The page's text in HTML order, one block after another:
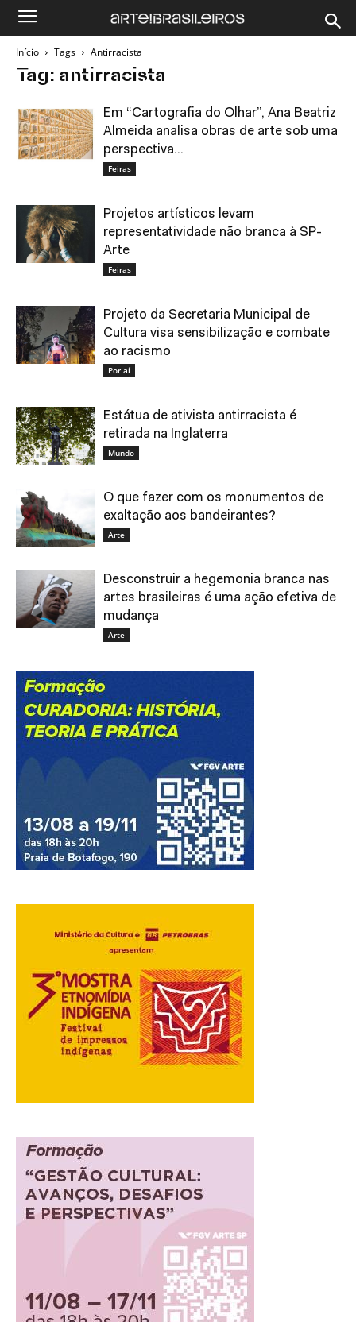
Início Tags Antirracista
Tag: antirracista
Em “Cartografia do Olhar”, Ana Beatriz
Almeida analisa obras de arte sob uma
perspectiva...
Feiras
Projetos artísticos levam
representatividade não branca à SP-
Arte
Feiras
Projeto da Secretaria Municipal de
Cultura visa sensibilização e combate
ao racismo
Por aí
Estátua de ativista antirracista é
retirada na Inglaterra
Mundo
O que fazer com os monumentos de
exaltação aos bandeirantes?
Arte
Desconstruir a hegemonia branca nas
artes brasileiras é uma ação efetiva de
mudança
Arte